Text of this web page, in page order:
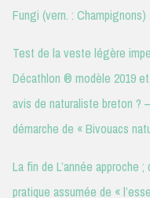
Fungi (vern. : Champignons)
Test de la veste légère
Décathlon ® modèle 2019
avis de naturaliste breton ?
démarche de « Bivouacs
La fin de L’année approche
pratique assumée de «